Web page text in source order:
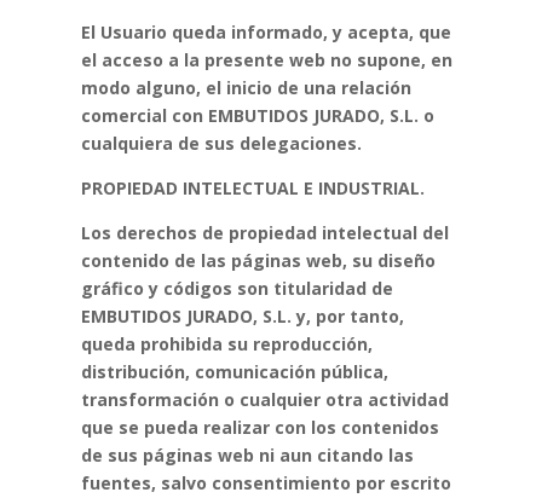
El Usuario queda informado, y acepta, que
el acceso a la presente web no supone, en
modo alguno, el inicio de una relación
comercial con EMBUTIDOS JURADO, S.L. o
cualquiera de sus delegaciones.
PROPIEDAD INTELECTUAL E INDUSTRIAL.
Los derechos de propiedad intelectual del
contenido de las páginas web, su diseño
gráfico y códigos son titularidad de
EMBUTIDOS JURADO, S.L. y, por tanto,
queda prohibida su reproducción,
distribución, comunicación pública,
transformación o cualquier otra actividad
que se pueda realizar con los contenidos
de sus páginas web ni aun citando las
fuentes, salvo consentimiento por escrito